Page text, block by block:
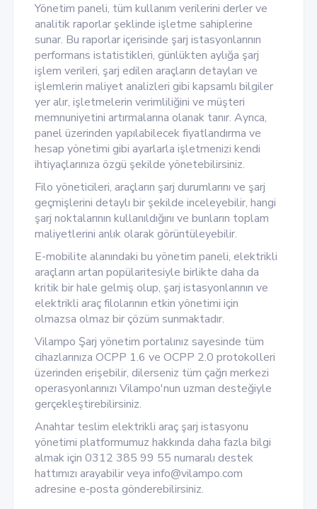
Yönetim paneli, tüm kullanım verilerini derler ve
analitik raporlar şeklinde işletme sahiplerine
sunar. Bu raporlar içerisinde şarj istasyonlarının
performans istatistikleri, günlükten aylığa şarj
işlem verileri, şarj edilen araçların detayları ve
işlemlerin maliyet analizleri gibi kapsamlı bilgiler
yer alır, işletmelerin verimliliğini ve müşteri
memnuniyetini artırmalarına olanak tanır. Ayrıca,
panel üzerinden yapılabilecek fiyatlandırma ve
hesap yönetimi gibi ayarlarla işletmenizi kendi
ihtiyaçlarınıza özgü şekilde yönetebilirsiniz.
Filo yöneticileri, araçların şarj durumlarını ve şarj
geçmişlerini detaylı bir şekilde inceleyebilir, hangi
şarj noktalarının kullanıldığını ve bunların toplam
maliyetlerini anlık olarak görüntüleyebilir.
E-mobilite alanındaki bu yönetim paneli, elektrikli
araçların artan popülaritesiyle birlikte daha da
kritik bir hale gelmiş olup, şarj istasyonlarının ve
elektrikli araç filolarının etkin yönetimi için
olmazsa olmaz bir çözüm sunmaktadır.
Vilampo Şarj yönetim portalınız sayesinde tüm
cihazlarınıza OCPP 1.6 ve OCPP 2.0 protokolleri
üzerinden erişebilir, dilerseniz tüm çağrı merkezi
operasyonlarınızı Vilampo'nun uzman desteğiyle
gerçekleştirebilirsiniz.
Anahtar teslim elektrikli araç şarj istasyonu
yönetimi platformumuz hakkında daha fazla bilgi
almak için 0312 385 99 55 numaralı destek
hattımızı arayabilir veya info@vilampo.com
adresine e-posta gönderebilirsiniz.